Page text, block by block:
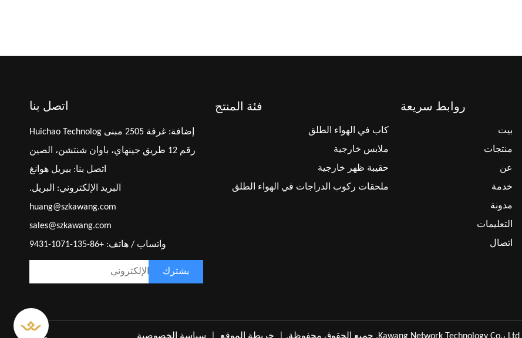
روابط سريعة
بيت
منتجات
عن
خدمة
مدونة
التعليمات
اتصال
فئة المنتج
كاب في الهواء الطلق
ملابس خارجية
حقيبة ظهر خارجية
ملحقات ركوب الدراجات في الهواء الطلق
اتصل بنا
إضافة: غرفة 2505 مبنى Huichao Technolog
رقم 12 طريق جينهاي، باوان شنتشن، الصين
اتصل بنا: بيريل هوانغ
البريد الإلكتروني:
البريل.
huang@szkawang.com
sales@szkawang.com
واتساب / هاتف: +86-135-1071-9431
يشترك